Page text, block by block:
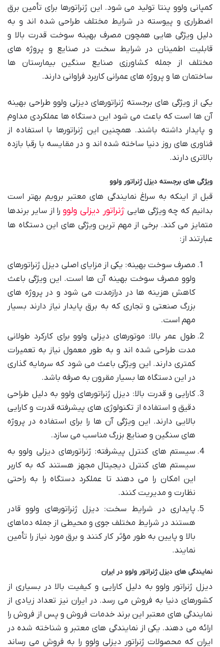
کمپانی ولوو پنتا تولید می شود. این ژنراتورها برای تأمین برق
اضطراری و پیوسته در شرایط مختلف طراحی شده اند و به
دلیل ویژگی هایی همچون مصرف بهینه سوخت قدرت بالا و
قابلیت اطمینان در شرایط سخت در صنایع و پروژه های
مختلف از جمله کشاورزی صنایع سنگین بیمارستان ها
ساختمان ها و پروژه های عمرانی کاربرد فراوانی دارند.
یکی از ویژگی های برجسته ژنراتورهای دیزلی ولوو طراحی بهینه
آن ها است که باعث می شود این دستگاه ها عملکردی مداوم
و پایدار داشته باشند. همچنین این ژنراتورها با استفاده از
فناوری های روز دنیا ساخته شده اند و در مقایسه با رقبا بازده
بالاتری دارند.
ویژگی های برجسته دیزل ژنراتور ولوو
قبل از اینکه به سراغ نمایندگی های معتبر برویم بهتر است
بدانیم که چه ویژگی هاییژنراتور دیزلی ولوورا از سایر برندها
متمایز می کند. برخی از مهم ترین ویژگی های این دستگاه ها
عبارتند از:
مصرف سوخت بهینه: یکی از مزایای اصلی دیزل ژنراتورهای
ولوو مصرف سوخت بهینه آن ها است. این ویژگی باعث
کاهش هزینه ها در درازمدت می شود و در پروژه های
بزرگ صنعتی و تجاری که به برق پایدار نیاز دارند بسیار
مهم است.
طول عمر بالا: موتورهای دیزلی ولوو برای کارکرد طولانی
مدت طراحی شده اند و به طور معمول نیاز به تعمیرات
کمتری دارند. این ویژگی باعث می شود که سرمایه گذاری
در این دستگاه ها بسیار مقرون به صرفه باشد.
کارایی و قدرت بالا: دیزل ژنراتورهای ولوو به دلیل طراحی
دقیق و استفاده از تکنولوژی های پیشرفته قدرت و کارایی
بالایی دارند. این ویژگی آن ها را برای استفاده در پروژه
های سنگین و صنایع بزرگ مناسب می سازد.
سیستم های کنترل پیشرفته: ژنراتورهای دیزلی ولوو به
سیستم های کنترل دیجیتال مجهز هستند که به کاربر
این امکان را می دهند تا عملکرد دستگاه را به راحتی
نظارت و مدیریت کنند.
پایداری در شرایط سخت: دیزل ژنراتورهای ولوو قادر
هستند در شرایط مختلف جوی و محیطی از جمله دماهای
بالا و پایین به طور مؤثر کار کنند و برق مورد نیاز را تأمین
نمایند.
نمایندگی های دیزل ژنراتور ولوو در ایران
دیزل ژنراتور ولوو به دلیل کارایی و کیفیت بالا در بسیاری از
کشورهای دنیا به فروش می رسد. در ایران نیز تعداد زیادی از
نمایندگی های معتبر این برند خدمات فروش و پس از فروش را
ارائه می دهند. یکی از نمایندگی های معتبر و شناخته شده در
ایران که محصولات ژنراتور دیزلی ولوو را به فروش می رساند